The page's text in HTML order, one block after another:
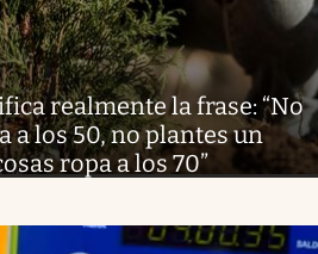
realmente la frase: “No
a los 50, no plantes un
ropa a los 70”